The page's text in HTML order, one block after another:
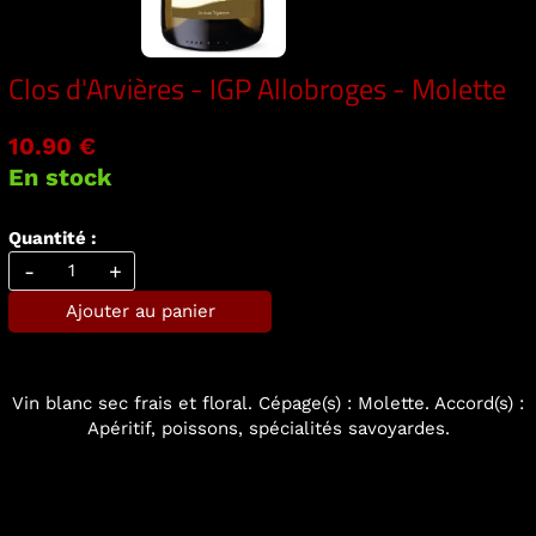
Clos d'Arvières - IGP Allobroges - Molette
10.90 €
En stock
Quantité :
- +
Ajouter au panier
Vin blanc sec frais et floral. Cépage(s) : Molette. Accord(s) :
Apéritif, poissons, spécialités savoyardes.